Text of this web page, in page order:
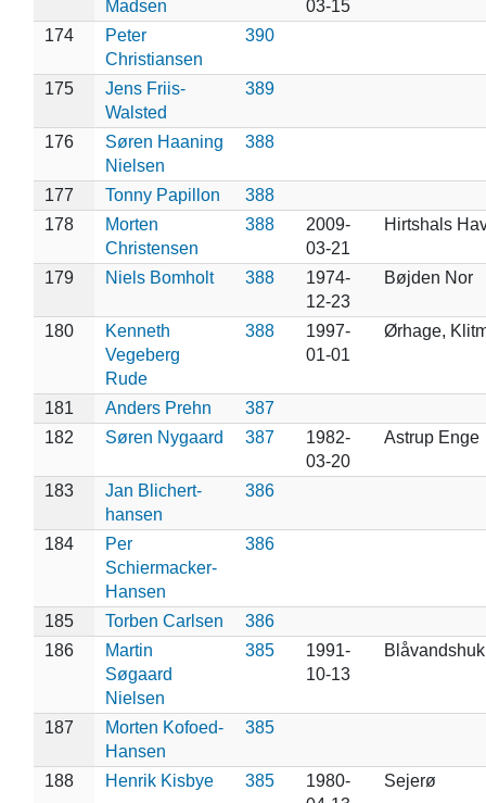
Madsen
03-15
174
Peter
Christiansen
390
175
Jens Friis-
Walsted
389
176
Søren Haaning
Nielsen
388
177 Tonny Papillon
388
178
Morten
Christensen
388
2009-
03-21
Hirtshals
179 Niels Bomholt 388
1974-
12-23
Bøjden Nor
180
Kenneth
Vegeberg
Rude
388
1997-
01-01
Ørhage,
181 Anders Prehn
387
182
Søren Nygaard 387
1982-
03-20
Astrup Enge
183
Jan Blichert-
hansen
386
184
Per
Schiermacker-
Hansen
386
185 Torben Carlsen
386
186
Martin
Søgaard
Nielsen
385
1991-
10-13
Blåvandshuk
187
Morten Kofoed-
Hansen
385
188 Henrik Kisbye 385
1980-
Sejerø